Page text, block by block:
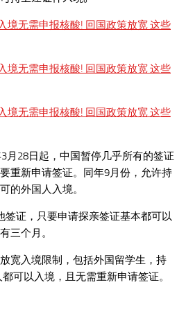
月28日起，中国暂停几乎所有的签证
重新申请签证。同年9月份，允许持
的外国人入境。
签证，只要申请探亲签证基本都可以
三个月。
宽入境限制，包括外国留学生，持
可以入境，且无需重新申请签证。